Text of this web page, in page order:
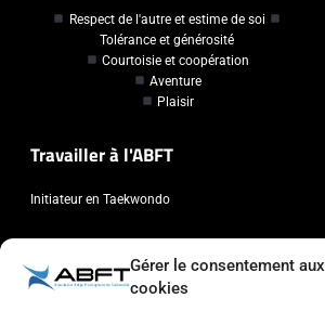
Gérer le consentement aux
cookies
Respect de l'autre et estime de soi
Tolérance et générosité
Courtoisie et coopération
Aventure
Plaisir
Travailler à l'ABFT
Initiateur en Taekwondo
Association Belge Francophone de Taekwondo